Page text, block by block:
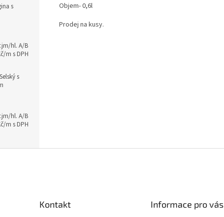
s
hl. A/B
m s DPH
s
hl. A/B
m s DPH
Objem- 0,6l
Prodej na kusy.
Kontakt Informace pro vás